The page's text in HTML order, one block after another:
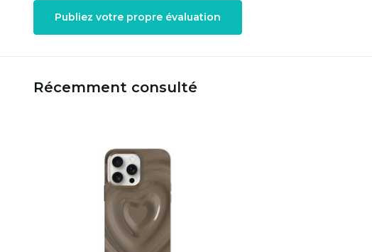
Publiez votre propre évaluation
Récemment consulté